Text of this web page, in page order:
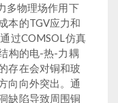
多物理场作用下
本的TGV应力和
过COMSOL仿真
构的电-热-力耦
存在会对铜和玻
向向外突出。通
缺陷导致周围铜